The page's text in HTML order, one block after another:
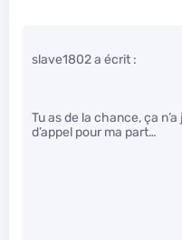
slave1802 a écrit :
Tu as de la chance, ça
d’appel pour ma part…